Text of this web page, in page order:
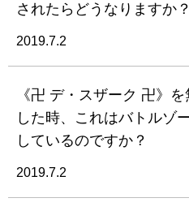
されたらどうなりますか？
2019.7.2
《卍 デ・スザーク 卍》
した時、これはバトルゾ
しているのですか？
2019.7.2